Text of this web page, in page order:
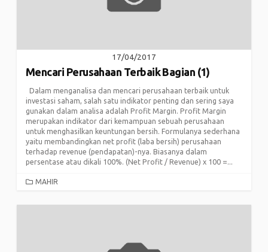
17/04/2017
Mencari Perusahaan Terbaik Bagian (1)
Dalam menganalisa dan mencari perusahaan terbaik untuk
investasi saham, salah satu indikator penting dan sering saya
gunakan dalam analisa adalah Profit Margin. Profit Margin
merupakan indikator dari kemampuan sebuah perusahaan
untuk menghasilkan keuntungan bersih. Formulanya sederhana
yaitu membandingkan net profit (laba bersih) perusahaan
terhadap revenue (pendapatan)-nya. Biasanya dalam
persentase atau dikali 100%. (Net Profit / Revenue) x 100 =...
CATEGORIES
MAHIR